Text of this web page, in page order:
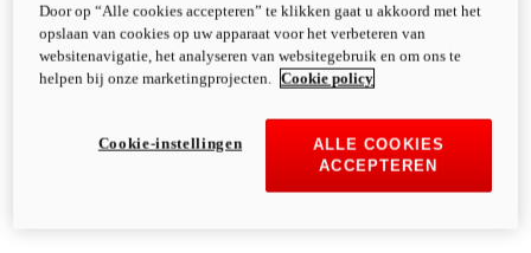
Door op “Alle cookies accepteren” te klikken gaat u akkoord met het
opslaan van cookies op uw apparaat voor het verbeteren van
websitenavigatie, het analyseren van websitegebruik en om ons te
helpen bij onze marketingprojecten.
Cookie policy
ALLE COOKIES
ACCEPTEREN
Cookie-instellingen